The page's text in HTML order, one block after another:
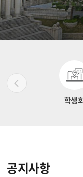
학생
공지사항